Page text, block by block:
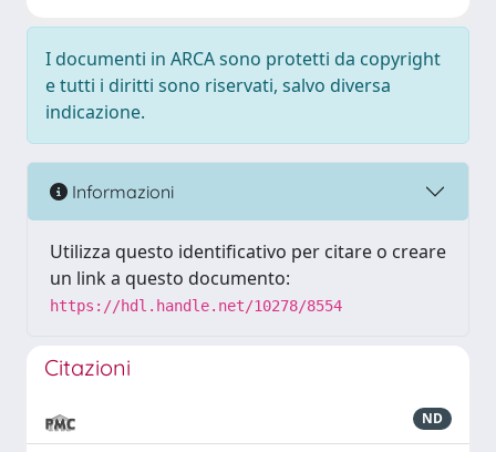
I documenti in ARCA sono protetti da copyright
e tutti i diritti sono riservati, salvo diversa
indicazione.
Informazioni
Utilizza questo identificativo per citare o creare
un link a questo documento:
https://hdl.handle.net/10278/8554
Citazioni
ND